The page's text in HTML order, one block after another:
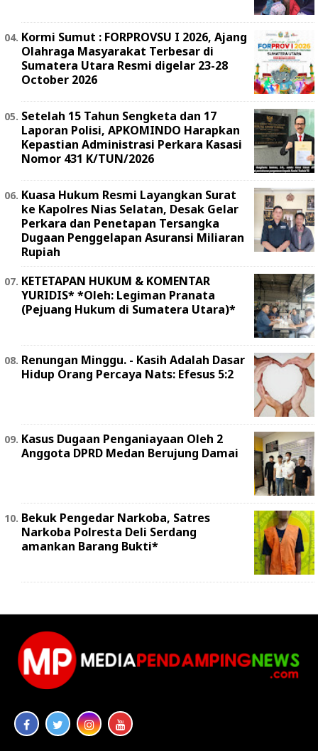
Kormi Sumut : FORPROVSU I 2026, Ajang
Olahraga Masyarakat Terbesar di
Sumatera Utara Resmi digelar 23-28
October 2026
Setelah 15 Tahun Sengketa dan 17
Laporan Polisi, APKOMINDO Harapkan
Kepastian Administrasi Perkara Kasasi
Nomor 431 K/TUN/2026
Kuasa Hukum Resmi Layangkan Surat
ke Kapolres Nias Selatan, Desak Gelar
Perkara dan Penetapan Tersangka
Dugaan Penggelapan Asuransi Miliaran
Rupiah
KETETAPAN HUKUM & KOMENTAR
YURIDIS* *Oleh: Legiman Pranata
(Pejuang Hukum di Sumatera Utara)*
Renungan Minggu. - Kasih Adalah Dasar
Hidup Orang Percaya Nats: Efesus 5:2
Kasus Dugaan Penganiayaan Oleh 2
Anggota DPRD Medan Berujung Damai
Bekuk Pengedar Narkoba, Satres
Narkoba Polresta Deli Serdang
amankan Barang Bukti*